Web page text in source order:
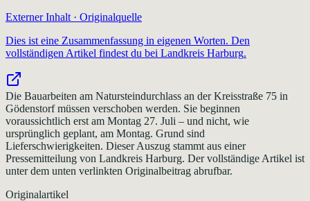
Externer Inhalt · Originalquelle
Dies ist eine Zusammenfassung in eigenen Worten. Den
vollständigen Artikel findest du bei Landkreis Harburg.
Die Bauarbeiten am Natursteindurchlass an der Kreisstraße 75 in
Gödenstorf müssen verschoben werden. Sie beginnen
voraussichtlich erst am Montag 27. Juli – und nicht, wie
ursprünglich geplant, am Montag. Grund sind
Lieferschwierigkeiten. Dieser Auszug stammt aus einer
Pressemitteilung von Landkreis Harburg. Der vollständige Artikel ist
unter dem unten verlinkten Originalbeitrag abrufbar.
Originalartikel